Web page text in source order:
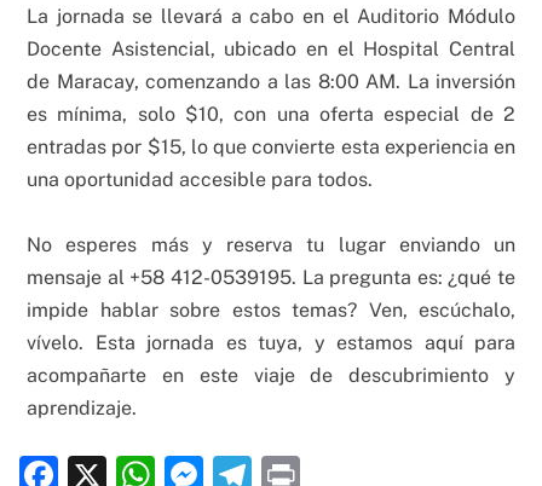
La jornada se llevará a cabo en el Auditorio Módulo
Docente Asistencial, ubicado en el Hospital Central
de Maracay, comenzando a las 8:00 AM. La inversión
es mínima, solo $10, con una oferta especial de 2
entradas por $15, lo que convierte esta experiencia en
una oportunidad accesible para todos.
No esperes más y reserva tu lugar enviando un
mensaje al +58 412-0539195. La pregunta es: ¿qué te
impide hablar sobre estos temas? Ven, escúchalo,
vívelo. Esta jornada es tuya, y estamos aquí para
acompañarte en este viaje de descubrimiento y
aprendizaje.
Facebook
X WhatsApp
Messenger
Telegram